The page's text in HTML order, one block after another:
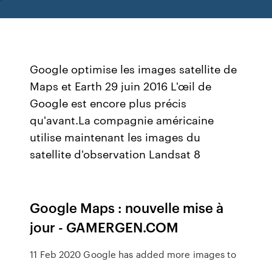
Google optimise les images satellite de
Maps et Earth 29 juin 2016 L'œil de
Google est encore plus précis
qu'avant.La compagnie américaine
utilise maintenant les images du
satellite d'observation Landsat 8
Google Maps : nouvelle mise à
jour - GAMERGEN.COM
11 Feb 2020 Google has added more images to